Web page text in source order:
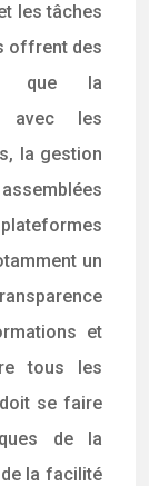
les tâches
offrent des
que la
avec les
la gestion
un
et
tous les
se faire
de la
la facilité